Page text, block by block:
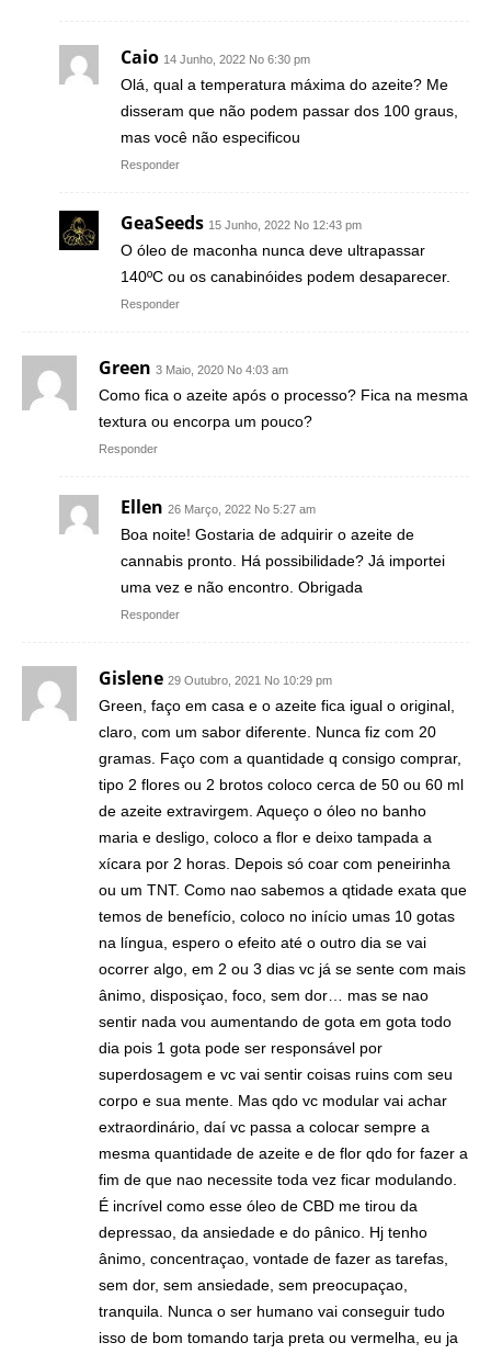
Caio 14 Junho, 2022 No 6:30 pm
Olá, qual a temperatura máxima do azeite? Me
disseram que não podem passar dos 100 graus,
mas você não especificou
Responder
GeaSeeds 15 Junho, 2022 No 12:43 pm
O óleo de maconha nunca deve ultrapassar
140ºC ou os canabinóides podem desaparecer.
Responder
Green 3 Maio, 2020 No 4:03 am
Como fica o azeite após o processo? Fica na mesma
textura ou encorpa um pouco?
Responder
Ellen 26 Março, 2022 No 5:27 am
Boa noite! Gostaria de adquirir o azeite de
cannabis pronto. Há possibilidade? Já importei
uma vez e não encontro. Obrigada
Responder
Gislene 29 Outubro, 2021 No 10:29 pm
Green, faço em casa e o azeite fica igual o original,
claro, com um sabor diferente. Nunca fiz com 20
gramas. Faço com a quantidade q consigo comprar,
tipo 2 flores ou 2 brotos coloco cerca de 50 ou 60 ml
de azeite extravirgem. Aqueço o óleo no banho
maria e desligo, coloco a flor e deixo tampada a
xícara por 2 horas. Depois só coar com peneirinha
ou um TNT. Como nao sabemos a qtidade exata que
temos de benefício, coloco no início umas 10 gotas
na língua, espero o efeito até o outro dia se vai
ocorrer algo, em 2 ou 3 dias vc já se sente com mais
ânimo, disposiçao, foco, sem dor… mas se nao
sentir nada vou aumentando de gota em gota todo
dia pois 1 gota pode ser responsável por
superdosagem e vc vai sentir coisas ruins com seu
corpo e sua mente. Mas qdo vc modular vai achar
extraordinário, daí vc passa a colocar sempre a
mesma quantidade de azeite e de flor qdo for fazer a
fim de que nao necessite toda vez ficar modulando.
É incrível como esse óleo de CBD me tirou da
depressao, da ansiedade e do pânico. Hj tenho
ânimo, concentraçao, vontade de fazer as tarefas,
sem dor, sem ansiedade, sem preocupaçao,
tranquila. Nunca o ser humano vai conseguir tudo
isso de bom tomando tarja preta ou vermelha, eu ja